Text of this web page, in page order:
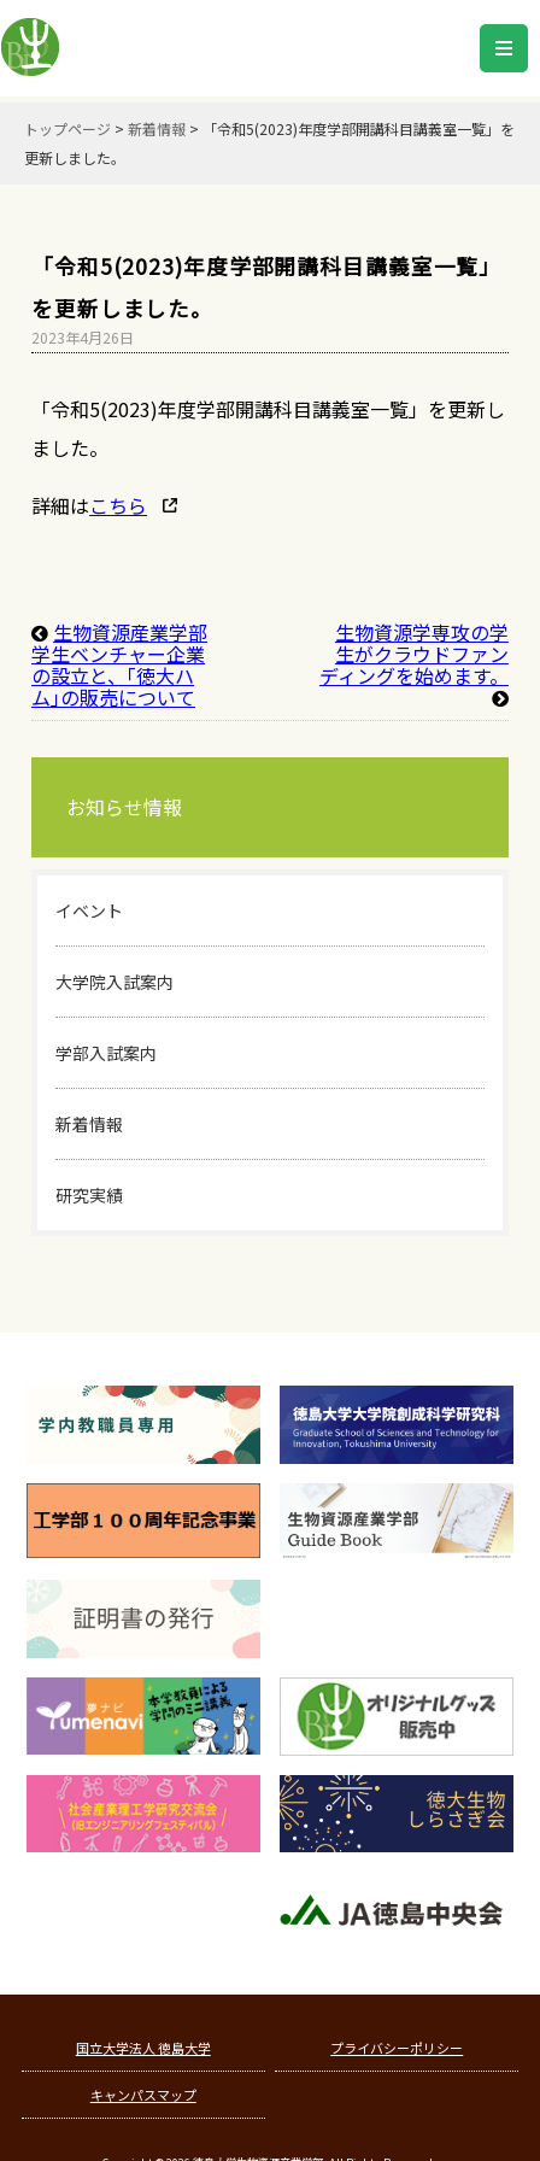
トップページ > 新着情報 >
「令和5(2023)年度学部開講科目講義室一覧」を
更新しました。
「令和5(2023)年度学部開講科目講義室一覧」
を更新しました。
2023年4月26日
「令和5(2023)年度学部開講科目講義室一覧」を更新し
ました。
詳細はこちら
生物資源産業学部
学生ベンチャー企業
の設立と、｢徳大ハ
ム｣の販売について
生物資源学専攻の学
生がクラウドファン
ディングを始めます。
お知らせ情報
イベント
大学院入試案内
学部入試案内
新着情報
研究実績
国立大学法人 徳島大学 プライバシーポリシー
キャンパスマップ